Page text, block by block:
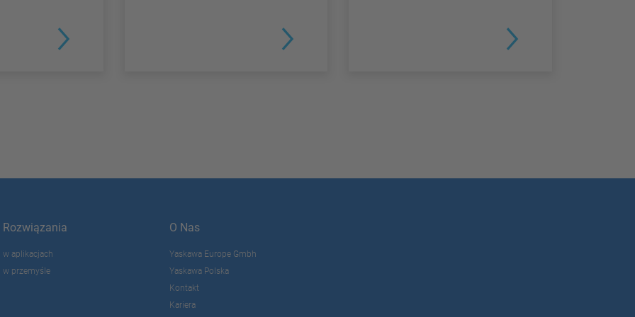
Rozwiązania
w aplikacjach
w przemyśle
O Nas
Yaskawa Europe Gmbh
Yaskawa Polska
Kontakt
Kariera